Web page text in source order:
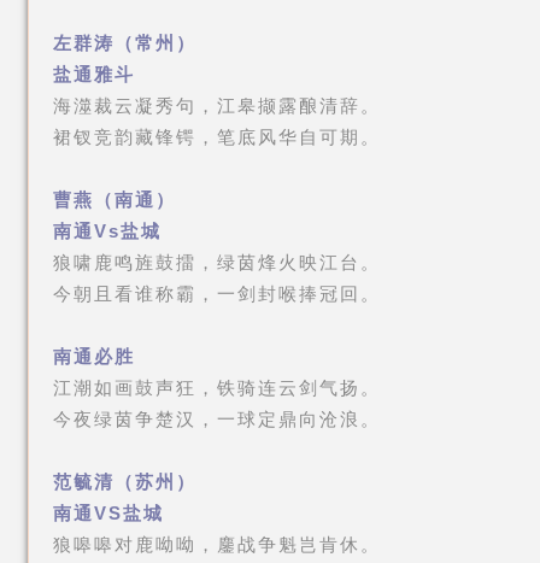
左群涛（常州）
盐通雅斗
海澨裁云凝秀句，江皋撷露酿清辞。
裙钗竞韵藏锋锷，笔底风华自可期。
曹燕（南通）
南通Vs盐城
狼啸鹿鸣旌鼓擂，绿茵烽火映江台。
今朝且看谁称霸，一剑封喉捧冠回。
南通必胜
江潮如画鼓声狂，铁骑连云剑气扬。
今夜绿茵争楚汉，一球定鼎向沧浪。
范毓清（苏州）
南通VS盐城
狼嗥嗥对鹿呦呦，鏖战争魁岂肯休。